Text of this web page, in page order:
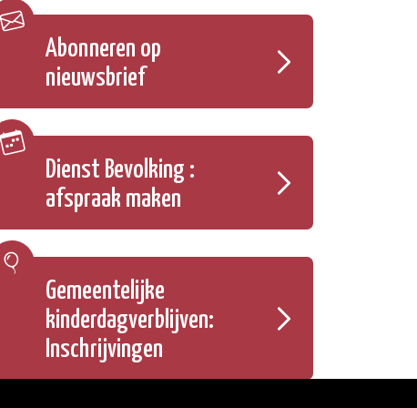
Abonneren op
nieuwsbrief
Dienst Bevolking :
afspraak maken
Gemeentelijke
kinderdagverblijven:
Inschrijvingen